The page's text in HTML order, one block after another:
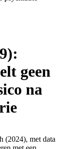
geen
na
(2024), met data